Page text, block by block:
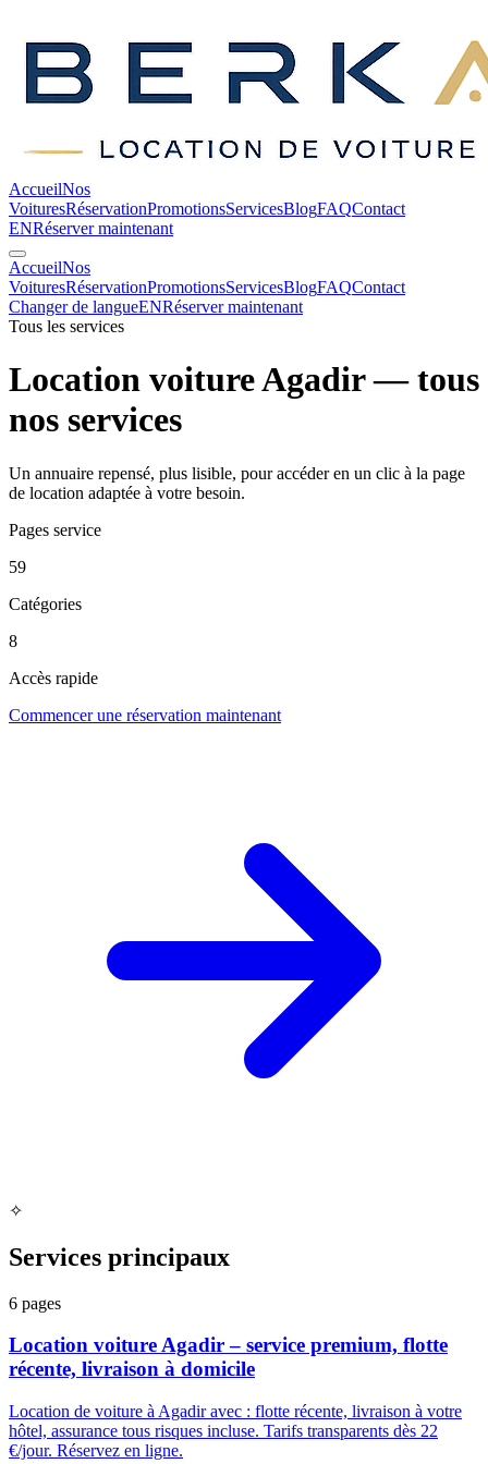
AccueilNos
VoituresRéservationPromotionsServicesBlogFAQContact
ENRéserver maintenant
AccueilNos
VoituresRéservationPromotionsServicesBlogFAQContact
Changer de langueENRéserver maintenant
Tous les services
Location voiture Agadir —tous
nos services
Un annuaire repensé, plus lisible, pour accéder en un clic à la page
de location adaptée à votre besoin.
Pages service
59
Catégories
8
Accès rapide
Commencer une réservation maintenant
✧
Services principaux
6 pages
Location voiture Agadir – service premium, flotte
récente, livraison à domicile
Location de voiture à Agadir avec : flotte récente, livraison à votre
hôtel, assurance tous risques incluse. Tarifs transparents dès 22
€/jour. Réservez en ligne.